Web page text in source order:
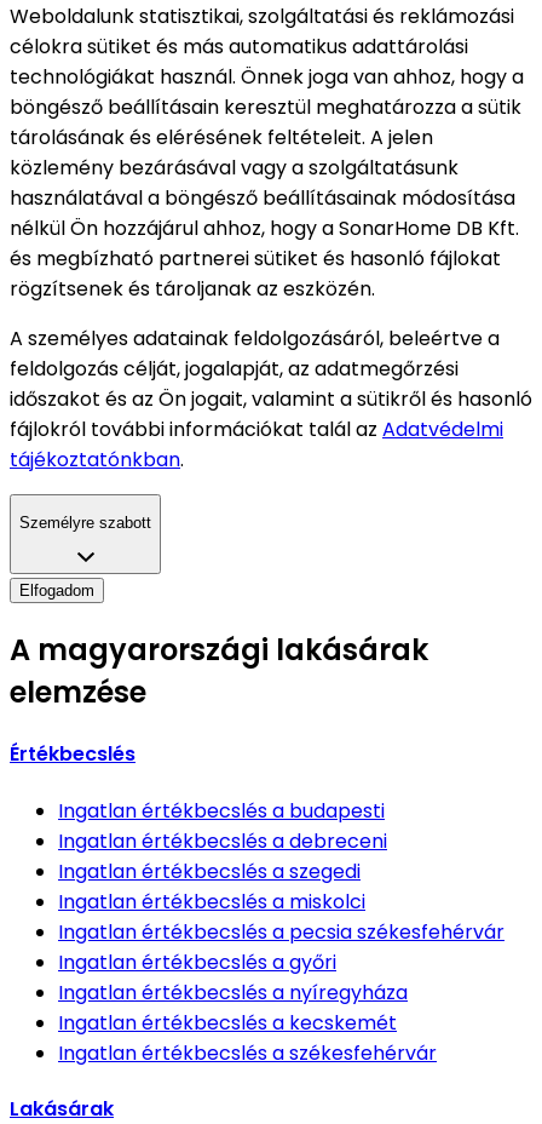
Weboldalunk statisztikai, szolgáltatási és reklámozási
célokra sütiket és más automatikus adattárolási
technológiákat használ. Önnek joga van ahhoz, hogy a
böngésző beállításain keresztül meghatározza a sütik
tárolásának és elérésének feltételeit. A jelen
közlemény bezárásával vagy a szolgáltatásunk
használatával a böngésző beállításainak módosítása
nélkül Ön hozzájárul ahhoz, hogy a SonarHome DB Kft.
és megbízható partnerei sütiket és hasonló fájlokat
rögzítsenek és tároljanak az eszközén.
A személyes adatainak feldolgozásáról, beleértve a
feldolgozás célját, jogalapját, az adatmegőrzési
időszakot és az Ön jogait, valamint a sütikről és hasonló
fájlokról további információkat talál az Adatvédelmi
tájékoztatónkban.
Személyre szabott
Elfogadom
A magyarországi lakásárak
elemzése
Értékbecslés
Ingatlan értékbecslésa budapesti
Ingatlan értékbecslésa debreceni
Ingatlan értékbecslésa szegedi
Ingatlan értékbecslésa miskolci
Ingatlan értékbecslésa pecsia székesfehérvár
Ingatlan értékbecslésa győri
Ingatlan értékbecslésa nyíregyháza
Ingatlan értékbecslésa kecskemét
Ingatlan értékbecslésa székesfehérvár
Lakásárak